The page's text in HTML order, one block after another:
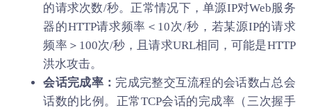
的请求次数/秒。正常情况下，单源IP对Web服务
器的HTTP请求频率＜10次/秒，若某源IP的请求
频率＞100次/秒，且请求URL相同，可能是HTTP
洪水攻击。
会话完成率： 完成完整交互流程的会话数占总会
话数的比例。正常TCP会话的完成率（三次握手